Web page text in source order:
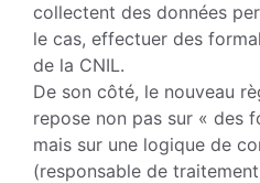
collectent des données
le cas, effectuer des
de la CNIL.
De son côté, le nouveau
repose non pas sur « des
mais sur une logique de
(responsable de